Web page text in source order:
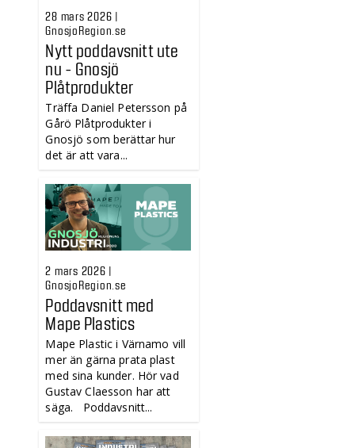
28 mars 2026 |
GnosjoRegion.se
Nytt poddavsnitt ute
nu - Gnosjö
Plåtprodukter
Träffa Daniel Petersson på
Gårö Plåtprodukter i
Gnosjö som berättar hur
det är att vara...
2 mars 2026 |
GnosjoRegion.se
Poddavsnitt med
Mape Plastics
Mape Plastic i Värnamo vill
mer än gärna prata plast
med sina kunder. Hör vad
Gustav Claesson har att
säga. Poddavsnitt...